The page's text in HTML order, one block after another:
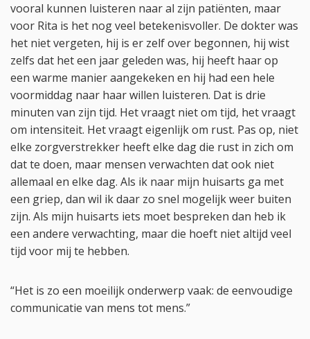
vooral kunnen luisteren naar al zijn patiënten, maar
voor Rita is het nog veel betekenisvoller. De dokter was
het niet vergeten, hij is er zelf over begonnen, hij wist
zelfs dat het een jaar geleden was, hij heeft haar op
een warme manier aangekeken en hij had een hele
voormiddag naar haar willen luisteren. Dat is drie
minuten van zijn tijd. Het vraagt niet om tijd, het vraagt
om intensiteit. Het vraagt eigenlijk om rust. Pas op, niet
elke zorgverstrekker heeft elke dag die rust in zich om
dat te doen, maar mensen verwachten dat ook niet
allemaal en elke dag. Als ik naar mijn huisarts ga met
een griep, dan wil ik daar zo snel mogelijk weer buiten
zijn. Als mijn huisarts iets moet bespreken dan heb ik
een andere verwachting, maar die hoeft niet altijd veel
tijd voor mij te hebben.
“Het is zo een moeilijk onderwerp vaak: de eenvoudige
communicatie van mens tot mens.”